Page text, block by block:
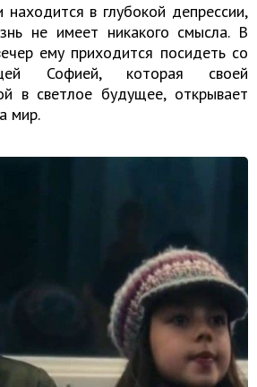
находится в глубокой депрессии,
не имеет никакого смысла. В
ему приходится посидеть со
Софией, которая своей
в светлое будущее, открывает
мир.